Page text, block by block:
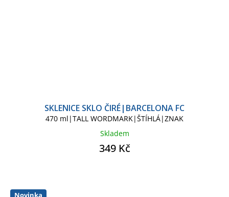
SKLENICE SKLO ČIRÉ|BARCELONA FC
470 ml|TALL WORDMARK|ŠTÍHLÁ|ZNAK
Skladem
349 Kč
Novinka